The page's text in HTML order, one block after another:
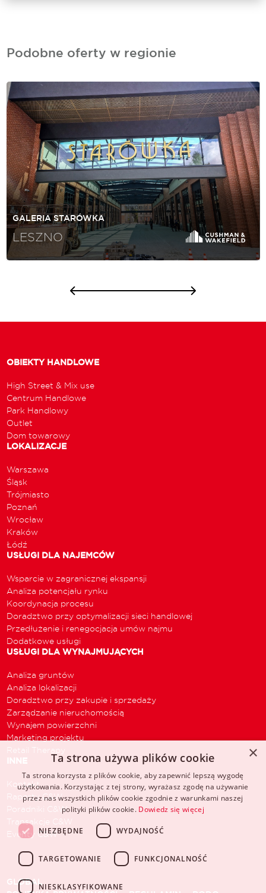
Podobne oferty w regionie
GALERIA STARÓWKA
LESZNO
OBIEKTY HANDLOWE
High Street & Mix use
Centrum Handlowe
Park Handlowy
Outlet
Dom towarowy
LOKALIZACJE
Warszawa
Śląsk
Trójmiasto
Poznań
Wrocław
Kraków
Łódź
USŁUGI DLA NAJEMCÓW
Wsparcie w zagranicznej ekspansji
Analiza potencjału rynku
Koordynacja procesu
Doradztwo przy optymalizacji sieci handlowej
Przedłużenie i renegocjacja umów najmu
Dodatkowe usługi
USŁUGI DLA WYNAJMUJĄCYCH
Analiza gruntów
Analiza lokalizacji
Doradztwo przy zakupie i sprzedaży
Zarządzanie nieruchomością
Wynajem powierzchni
Marketing projektu
Retail Therapy
INNE
Kontakt
Raporty C&W
Poradniki C&W
Transakcje C&W
Eventy C&W
GLOBAL
×
Ta strona używa plików cookie
Ta strona korzysta z plików cookie, aby zapewnić lepszą wygodę
użytkowania. Korzystając z tej strony, wyrażasz zgodę na używanie
przez nas wszystkich plików cookie zgodnie z warunkami naszej
polityki plików cookie. Dowiedz się więcej
NIEZBĘDNE WYDAJNOŚĆ
TARGETOWANIE FUNKCJONALNOŚĆ
NIESKLASYFIKOWANE